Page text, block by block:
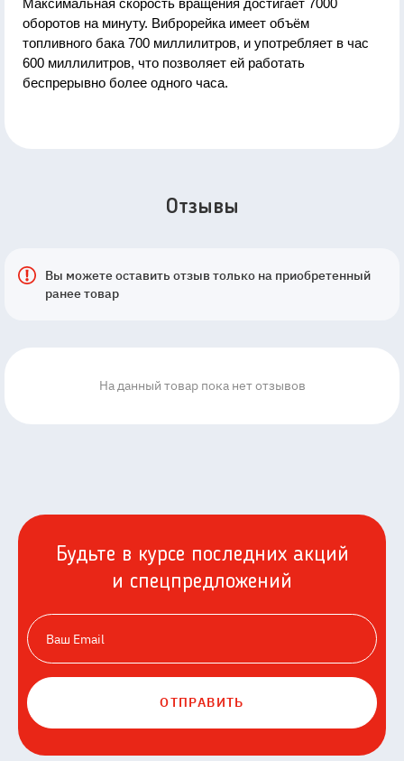
Максимальная скорость вращения достигает 7000
оборотов на минуту. Виброрейка имеет объём
топливного бака 700 миллилитров, и употребляет в час
600 миллилитров, что позволяет ей работать
беспрерывно более одного часа.
Отзывы
Вы можете оставить отзыв только на приобретенный
ранее товар
На данный товар пока нет отзывов
Будьте в курсе последних акций
и спецпредложений
ОТПРАВИТЬ